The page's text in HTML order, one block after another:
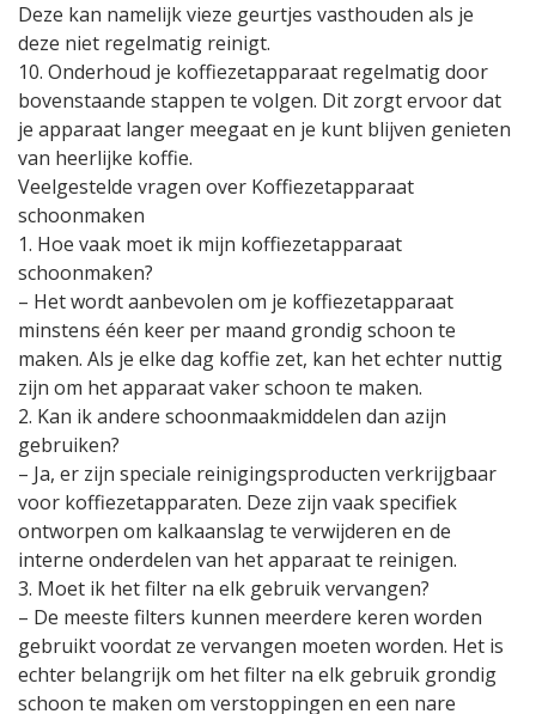
Deze kan namelijk vieze geurtjes vasthouden als je
deze niet regelmatig reinigt.
10. Onderhoud je koffiezetapparaat regelmatig door
bovenstaande stappen te volgen. Dit zorgt ervoor dat
je apparaat langer meegaat en je kunt blijven genieten
van heerlijke koffie.
Veelgestelde vragen over Koffiezetapparaat
schoonmaken
1. Hoe vaak moet ik mijn koffiezetapparaat
schoonmaken?
– Het wordt aanbevolen om je koffiezetapparaat
minstens één keer per maand grondig schoon te
maken. Als je elke dag koffie zet, kan het echter nuttig
zijn om het apparaat vaker schoon te maken.
2. Kan ik andere schoonmaakmiddelen dan azijn
gebruiken?
– Ja, er zijn speciale reinigingsproducten verkrijgbaar
voor koffiezetapparaten. Deze zijn vaak specifiek
ontworpen om kalkaanslag te verwijderen en de
interne onderdelen van het apparaat te reinigen.
3. Moet ik het filter na elk gebruik vervangen?
– De meeste filters kunnen meerdere keren worden
gebruikt voordat ze vervangen moeten worden. Het is
echter belangrijk om het filter na elk gebruik grondig
schoon te maken om verstoppingen en een nare